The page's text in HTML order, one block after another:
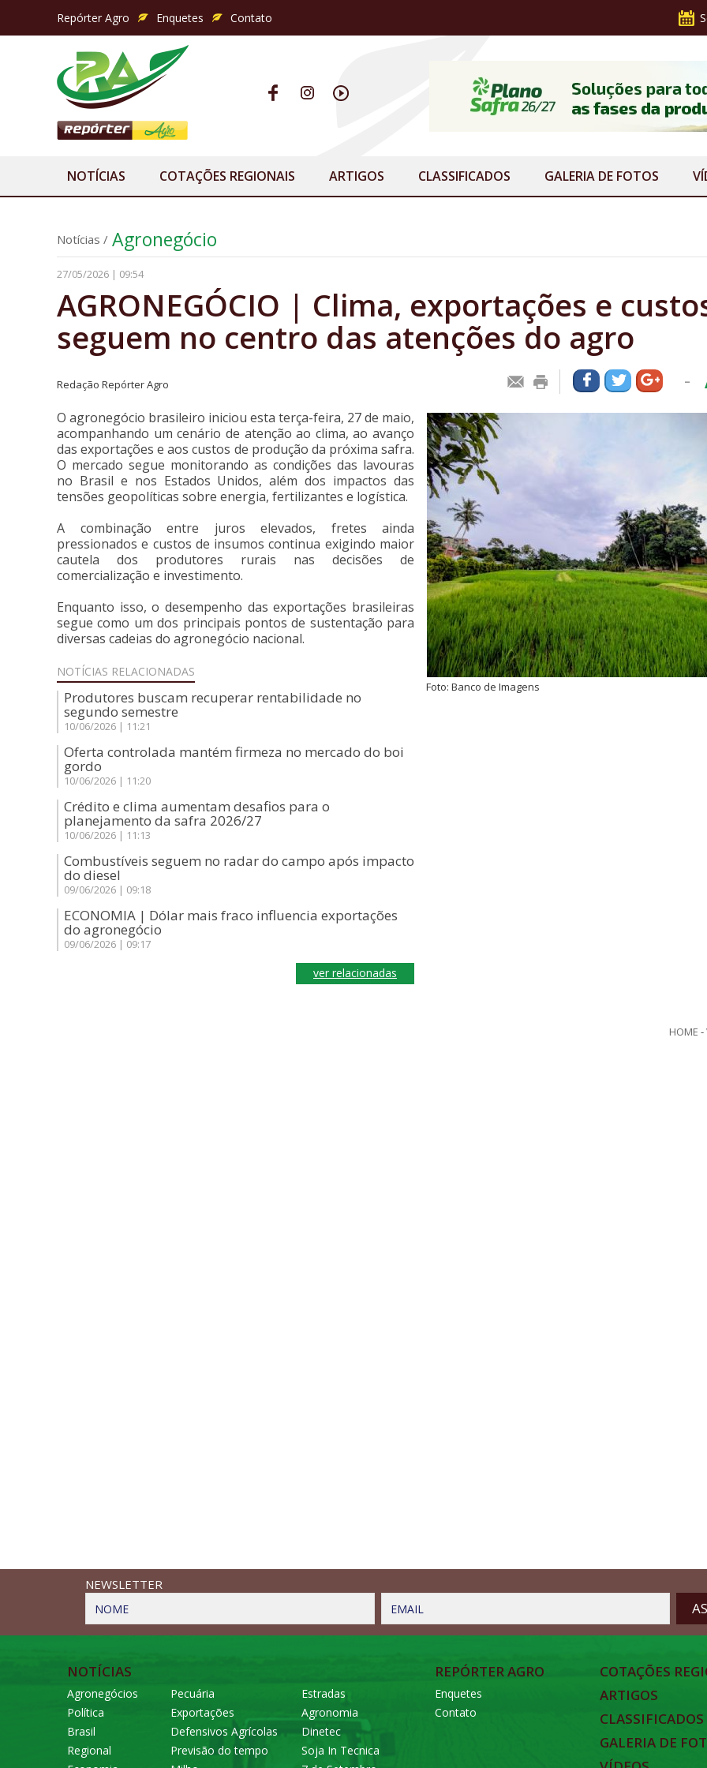
Repórter Agro Enquetes Contato
NOTÍCIAS COTAÇÕES REGIONAIS ARTIGOS CLASSIFICADOS GALERIA DE FOTOS
Notícias / Agronegócio
27/05/2026 | 09:54
AGRONEGÓCIO | Clima, exportações e
seguem no centro das atenções do agro
Redação Repórter Agro -
Foto: Banco de Imagens
O agronegócio brasileiro iniciou esta terça-feira, 27 de maio,
acompanhando um cenário de atenção ao clima, ao avanço
das exportações e aos custos de produção da próxima safra.
O mercado segue monitorando as condições das lavouras
no Brasil e nos Estados Unidos, além dos impactos das
tensões geopolíticas sobre energia, fertilizantes e logística.
A combinação entre juros elevados, fretes ainda
pressionados e custos de insumos continua exigindo maior
cautela dos produtores rurais nas decisões de
comercialização e investimento.
Enquanto isso, o desempenho das exportações brasileiras
segue como um dos principais pontos de sustentação para
diversas cadeias do agronegócio nacional.
NOTÍCIAS RELACIONADAS
Produtores buscam recuperar rentabilidade no
segundo semestre
10/06/2026 | 11:21
Oferta controlada mantém firmeza no mercado do boi
gordo
10/06/2026 | 11:20
Crédito e clima aumentam desafios para o
planejamento da safra 2026/27
10/06/2026 | 11:13
Combustíveis seguem no radar do campo após impacto
do diesel
09/06/2026 | 09:18
ECONOMIA | Dólar mais fraco influencia exportações
do agronegócio
09/06/2026 | 09:17
ver relacionadas
HOME -
NEWSLETTER
NOME EMAIL
NOTÍCIAS
Agronegócios
Política
Brasil
Regional
Pecuária
Exportações
Defensivos Agrícolas
Previsão do tempo
Estradas
Agronomia
Dinetec
Soja In Tecnica
REPÓRTER AGRO
Enquetes
Contato
COTAÇÕES
ARTIGOS
CLASSIFICADOS
GALERIA DE